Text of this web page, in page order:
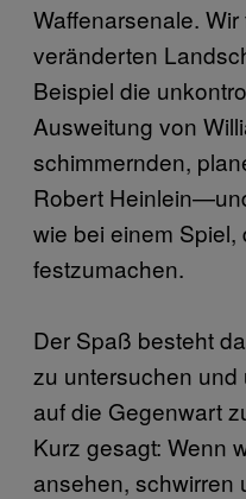
Waffenarsenale.
veränderten
Beispiel die
Ausweitung von
schimmernden,
Robert
wie bei einem
festzumachen.
Der Spaß besteht
zu untersuchen
auf die Gegenwart
Kurz gesagt: Wenn
ansehen, schwirren